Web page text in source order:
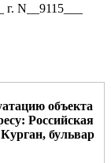
N__9115___
объекта
Российская
бульвар